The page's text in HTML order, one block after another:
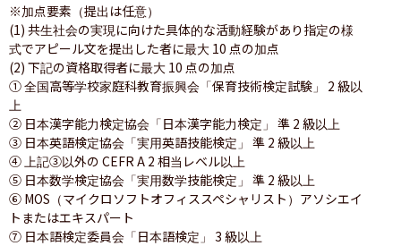
※加点要素（提出は任意）
(1) 共生社会の実現に向けた具体的な活動経験があり指定の様
式でアピール文を提出した者に最大 10 点の加点
(2) 下記の資格取得者に最大 10 点の加点
① 全国高等学校家庭科教育振興会「保育技術検定試験」 2 級以
上
② 日本漢字能力検定協会「日本漢字能力検定」 準 2 級以上
③ 日本英語検定協会「実用英語技能検定」 準 2 級以上
④ 上記③以外の CEFR A 2 相当レベル以上
⑤ 日本数学検定協会「実用数学技能検定」 準 2 級以上
⑥ MOS（マイクロソフトオフィススペシャリスト）アソシエイ
トまたはエキスパート
⑦ 日本語検定委員会「日本語検定」 3 級以上